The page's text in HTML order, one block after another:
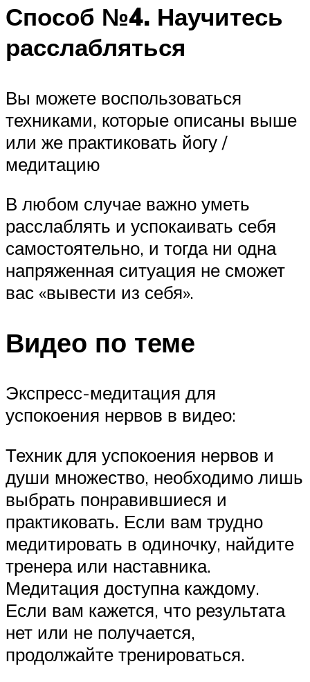
Способ №4. Научитесь
расслабляться
Вы можете воспользоваться
техниками, которые описаны выше
или же практиковать йогу /
медитацию
В любом случае важно уметь
расслаблять и успокаивать себя
самостоятельно, и тогда ни одна
напряженная ситуация не сможет
вас «вывести из себя».
Видео по теме
Экспресс-медитация для
успокоения нервов в видео:
Техник для успокоения нервов и
души множество, необходимо лишь
выбрать понравившиеся и
практиковать. Если вам трудно
медитировать в одиночку, найдите
тренера или наставника.
Медитация доступна каждому.
Если вам кажется, что результата
нет или не получается,
продолжайте тренироваться.